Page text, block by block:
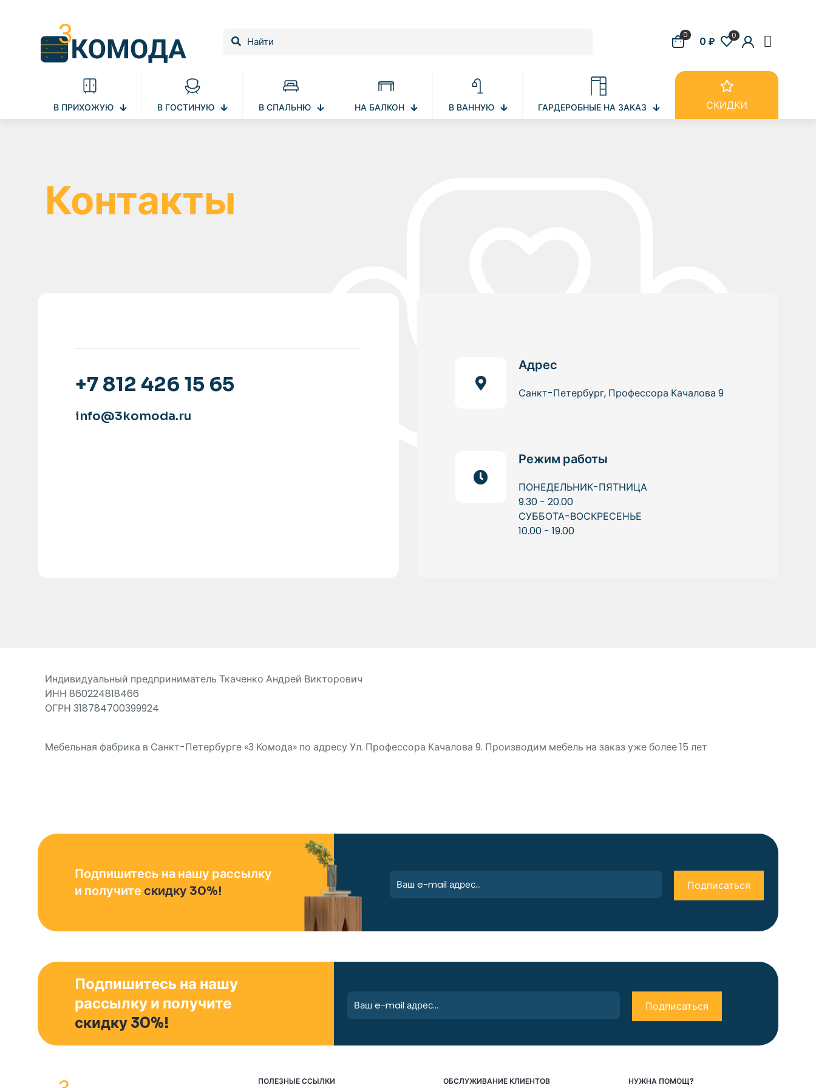
0 0 ₽ 0
В ПРИХОЖУЮ В ГОСТИНУЮ В СПАЛЬНЮ НА БАЛКОН В ВАННУЮ ГАРДЕРОБНЫЕ НА ЗАКАЗ СКИДКИ
Контакты
+7 812 426 15 65
info@3komoda.ru
Адрес
Санкт-Петербург, Профессора Качалова 9
Режим работы
ПОНЕДЕЛЬНИК-ПЯТНИЦА
9.30 - 20.00
СУББОТА-ВОСКРЕСЕНЬЕ
10.00 - 19.00
Индивидуальный предприниматель Ткаченко Андрей Викторович
ИНН 860224818466
ОГРН 318784700399924
Мебельная фабрика в Санкт-Петербурге «3 Комода» по адресу Ул. Профессора Качалова 9. Производим мебель на заказ уже более 15 лет
Подпишитесь на нашу рассылку
и получите скидку 30%!
Подпишитесь на нашу
рассылку и получите
скидку 30%!
ПОЛЕЗНЫЕ ССЫЛКИ ОБСЛУЖИВАНИЕ КЛИЕНТОВ НУЖНА ПОМОЩ?